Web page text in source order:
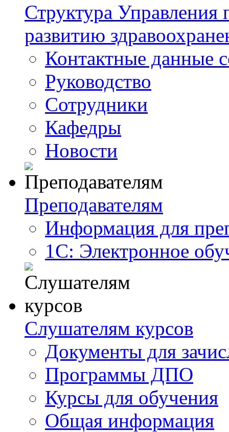
Структура
развитию
Контактные данные
Руководство
Сотрудники
Кафедры
Новости
Преподавателям
Информация для
1С: Электронное
Слушателям курсов
Документы для
Программы ДПО
Курсы для обучения
Общая информация